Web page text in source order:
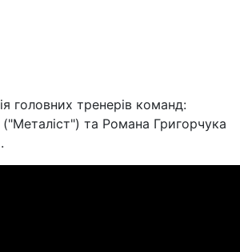
головних тренерів команд:
та Романа Григорчука